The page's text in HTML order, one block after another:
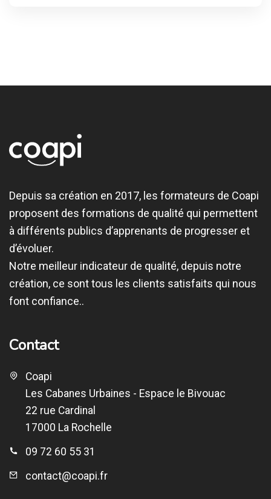
Depuis sa création en 2017, les formateurs de Coapi
proposent des formations de qualité qui permettent
à différents publics d’apprenants de progresser et
d’évoluer.
Notre meilleur indicateur de qualité, depuis notre
création, ce sont tous les clients satisfaits qui nous
font confiance..
Contact
Coapi
Les Cabanes Urbaines - Espace le Bivouac
22 rue Cardinal
17000 La Rochelle
09 72 60 55 31
contact@coapi.fr